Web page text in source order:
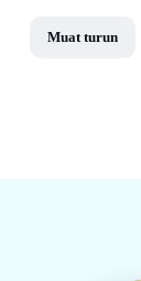
Muat turun